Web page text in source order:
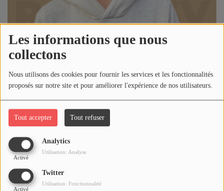
Les informations que nous
collectons
Nous utilisons des cookies pour fournir les services et les fonctionnalités
proposés sur notre site et pour améliorer l'expérience de nos utilisateurs.
Tout accepter Tout refuser
Analytics
Activé
Utilisation: Analyse
Twitter
Activé
Utilisation: Fonctionnalité
MUSIQUE
Top 10
Artistes
Playlist
MÉDIAS
Photos
Podcasts
01 décembre 2023 - 15:00 - 1591 vues
Écouter le podcast
Alexandre HERMANT vendredi 1 décembre 2023